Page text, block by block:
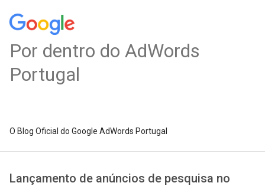
Por dentro do AdWords
Portugal
O Blog Oficial do Google AdWords Portugal
Lançamento de anúncios de pesquisa no